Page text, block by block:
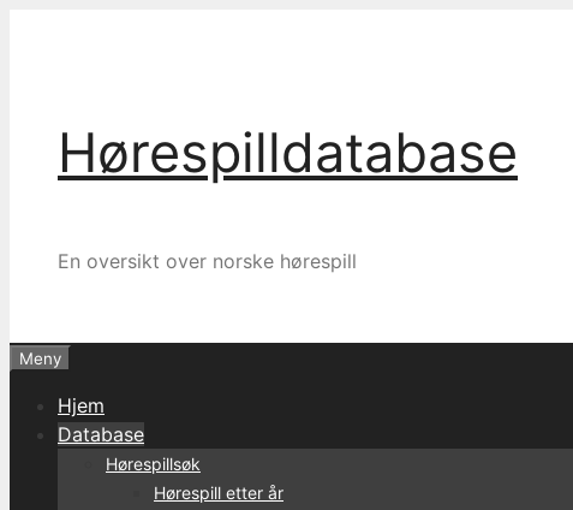
Hørespilldatabase
En oversikt over norske hørespill
Meny
Hjem
Database
Hørespillsøk
Hørespill etter år